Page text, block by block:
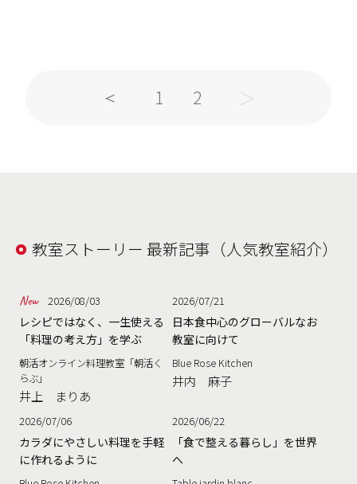
1 2
教室ストーリー 最新記事（人気教室紹介）
2026/08/03
レシピではなく、一生使える
「料理の考え方」を学ぶ
朝活オンライン料理教室「朝活く
らぶ」
井上 まりあ
2026/07/21
日本食中心のグローバルなお
教室に向けて
Blue Rose Kitchen
井内 麻子
2026/07/06
カラダにやさしい料理を手軽
に作れるように
2026/06/22
「食で整える暮らし」を世界
へ